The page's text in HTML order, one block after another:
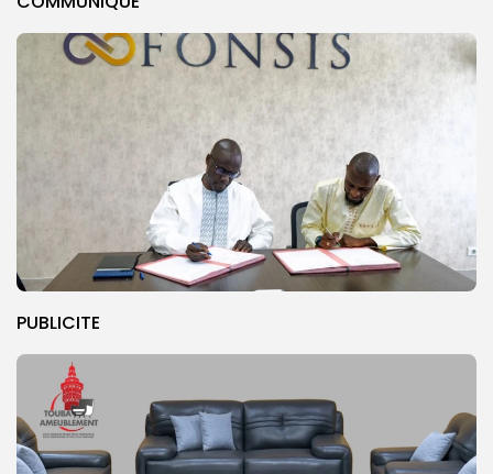
PUBLICITE